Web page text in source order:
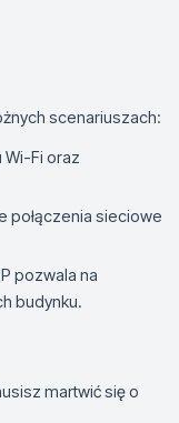
scenariuszach:
Wi-Fi oraz
połączenia sieciowe
pozwala na
budynku.
martwić się o